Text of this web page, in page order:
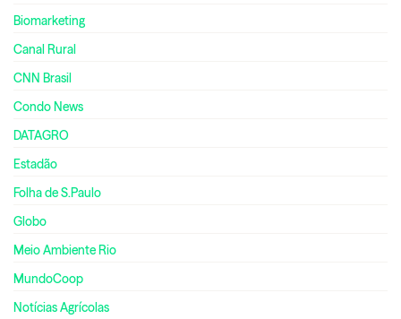
Biomarketing
Canal Rural
CNN Brasil
Condo News
DATAGRO
Estadão
Folha de S.Paulo
Globo
Meio Ambiente Rio
MundoCoop
Notícias Agrícolas